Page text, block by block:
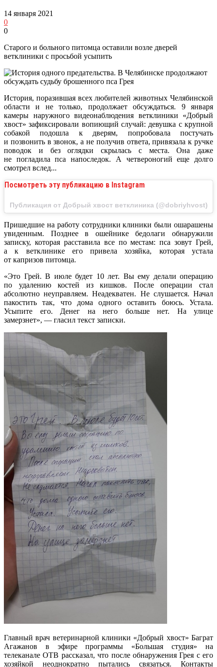
14 января 2021
0
0
Старого и больного питомца оставили возле дверей
ветклиники с просьбой усыпить
История, поразившая всех любителей животных Челябинской
области и не только, продолжает обсуждаться. 9 января
камеры наружного видеонаблюдения ветклиники «Добрый
хвост» зафиксировали вопиющий случай: девушка с крупной
собакой подошла к дверям, попробовала постучать
и позвонить в звонок, а не получив ответа, привязала к ручке
поводок и без оглядки скрылась с места. Она даже
не погладила пса напоследок. А четвероногий еще долго
смотрел вслед...
Посмотреть эту публикацию в Instagram
Публикация от Добрый хвост ветклиника (@dobriyhvost)
Пришедшие на работу сотрудники клиники были ошарашены
увиденным. Позднее в ошейнике бедолаги обнаружили
записку, которая расставила все по местам: пса зовут Грей,
а к ветклинике его привела хозяйка, которая устала
от капризов питомца.
«Это Грей. В июле будет 10 лет. Вы ему делали операцию
по удалению костей из кишков. После операции стал
абсолютно неуправляем. Неадекватен. Не слушается. Начал
пакостить так, что дома одного оставить боюсь. Устала.
Усыпите его. Денег на него больше нет. На улице
замерзнет», — гласил текст записки.
Главный врач ветеринарной клиники «Добрый хвост» Баграт
Агажанов в эфире программы «Большая студия» на
телеканале ОТВ рассказал, что после обнаружения Грея с его
хозяйкой неоднократно пытались связаться. Контакты